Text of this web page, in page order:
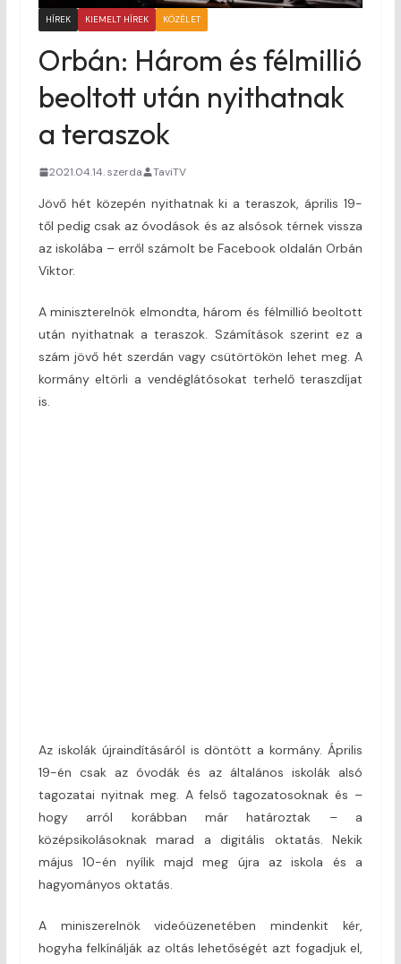
HÍREK KIEMELT HÍREK KÖZÉLET
Orbán: Három és félmillió
beoltott után nyithatnak
a teraszok
2021.04.14. szerda TaviTV
Jövő hét közepén nyithatnak ki a teraszok, április 19-
től pedig csak az óvodások és az alsósok térnek vissza
az iskolába – erről számolt be Facebook oldalán Orbán
Viktor.
A miniszterelnök elmondta, három és félmillió beoltott
után nyithatnak a teraszok. Számítások szerint ez a
szám jövő hét szerdán vagy csütörtökön lehet meg. A
kormány eltörli a vendéglátósokat terhelő teraszdíjat
is.
Az iskolák újraindításáról is döntött a kormány. Április
19-én csak az óvodák és az általános iskolák alsó
tagozatai nyitnak meg. A felső tagozatosoknak és –
hogy arról korábban már határoztak – a
középsikolásoknak marad a digitális oktatás. Nekik
május 10-én nyílik majd meg újra az iskola és a
hagyományos oktatás.
A miniszerelnök videóüzenetében mindenkit kér,
hogyha felkínálják az oltás lehetőségét azt fogadjuk el,